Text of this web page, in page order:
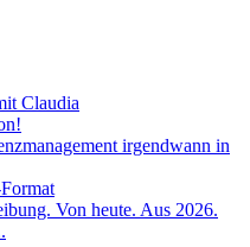
Claudia
irgendwann in
Von heute. Aus 2026.